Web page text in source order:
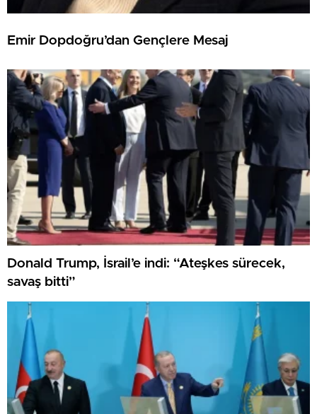
Emir Dopdoğru’dan Gençlere Mesaj
Donald Trump, İsrail’e indi: “Ateşkes sürecek,
savaş bitti”